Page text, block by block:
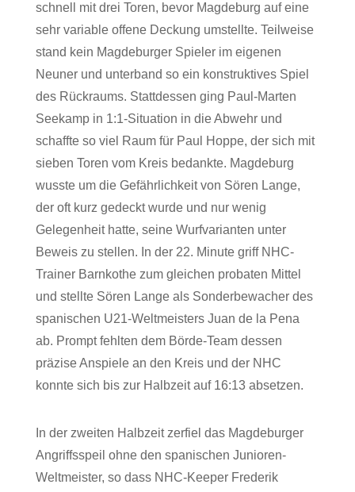
schnell mit drei Toren, bevor Magdeburg auf eine
sehr variable offene Deckung umstellte. Teilweise
stand kein Magdeburger Spieler im eigenen
Neuner und unterband so ein konstruktives Spiel
des Rückraums. Stattdessen ging Paul-Marten
Seekamp in 1:1-Situation in die Abwehr und
schaffte so viel Raum für Paul Hoppe, der sich mit
sieben Toren vom Kreis bedankte. Magdeburg
wusste um die Gefährlichkeit von Sören Lange,
der oft kurz gedeckt wurde und nur wenig
Gelegenheit hatte, seine Wurfvarianten unter
Beweis zu stellen. In der 22. Minute griff NHC-
Trainer Barnkothe zum gleichen probaten Mittel
und stellte Sören Lange als Sonderbewacher des
spanischen U21-Weltmeisters Juan de la Pena
ab. Prompt fehlten dem Börde-Team dessen
präzise Anspiele an den Kreis und der NHC
konnte sich bis zur Halbzeit auf 16:13 absetzen.
In der zweiten Halbzeit zerfiel das Magdeburger
Angriffsspeil ohne den spanischen Junioren-
Weltmeister, so dass NHC-Keeper Frederik